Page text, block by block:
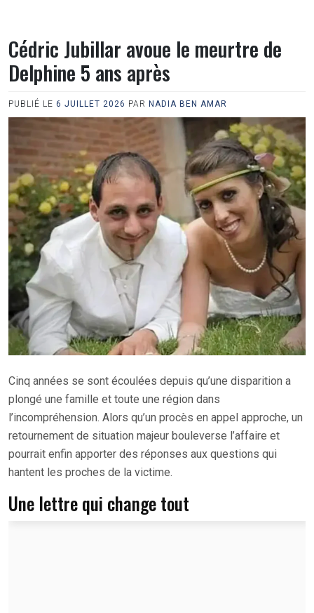
Cédric Jubillar avoue le meurtre de
Delphine 5 ans après
PUBLIÉ LE 6 JUILLET 2026 PAR NADIA BEN AMAR
Cinq années se sont écoulées depuis qu’une disparition a
plongé une famille et toute une région dans
l’incompréhension. Alors qu’un procès en appel approche, un
retournement de situation majeur bouleverse l’affaire et
pourrait enfin apporter des réponses aux questions qui
hantent les proches de la victime.
Une lettre qui change tout